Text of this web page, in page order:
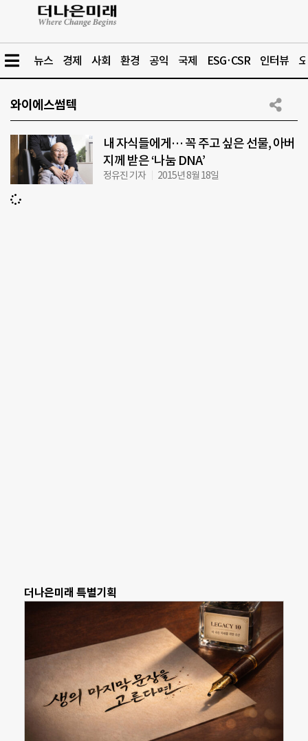
뉴스 경제 사회 환경 공익 국제 ESG·CSR 인터뷰
와이에스썸텍
내 자식들에게… 꼭 주고 싶은 선물, 아버
지께 받은 ‘나눔 DNA’
정유진 기자 2015년 8월 18일
더나은미래 특별기획